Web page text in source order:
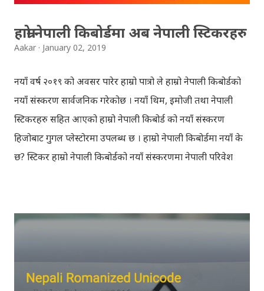
हाम्रो नेपाली किबोर्डमा अब नेपाली स्टिकरहरु
Aakar January 02, 2019
नयाँ वर्ष २०१९ को अवसर पारेर हाम्रो पात्रो ले हाम्रो नेपाली किबोर्डको
नयाँ संस्करण सार्वजनिक गरेकोछ । नयाँ थिम, इमोजी तथा नेपाली
स्टिकरहरु सहित आएको हाम्रो नेपाली किबोर्ड को नयाँ संस्करण
हिजोबाट गुगल प्लेस्टोरमा उपलब्ध छ । हाम्रो नेपाली किबोर्डमा नयाँ के
छ? स्टिकर हाम्रो नेपाली किबोर्डको नयाँ संस्करणमा नेपाली परिवेश
इन्स्टाग्राम आदि जुनसुकै एप्लिकेशनमा पनि प्रयोग गर्न मिल्ने यी नेपाली
मैचासमेत गरी आठ किसिमका स्टिकरहरु समावेश गरिएकोछ । हाम्रो
नेपाली किबोर्डको इमोजी खण्डमा गएर यी स्टिकरहरु प्रयोग गर्न